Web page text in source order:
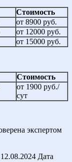
Стоимость
от 8900 руб.
от 12000 руб.
от 15000 руб.
Стоимость
от 1900 руб./
сут
экспертом
12.08.2024 Дата